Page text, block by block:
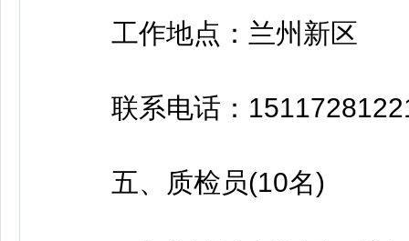
工作地点：兰州新区
联系电话：
五、质检员(10名)